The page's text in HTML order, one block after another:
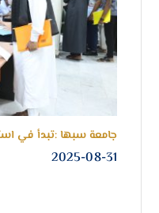
جامعة سبها :تبدأ في
2025-08-31